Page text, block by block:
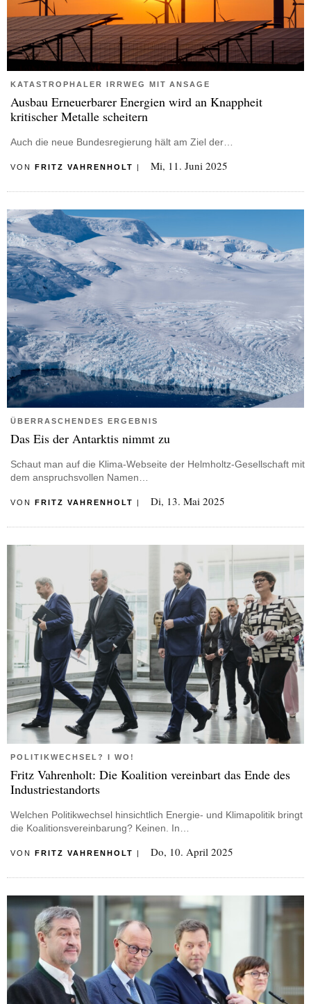
KATASTROPHALER IRRWEG MIT ANSAGE
Ausbau Erneuerbarer Energien wird an Knappheit
kritischer Metalle scheitern
Auch die neue Bundesregierung hält am Ziel der…
VON FRITZ VAHRENHOLT Mi, 11. Juni 2025
ÜBERRASCHENDES ERGEBNIS
Das Eis der Antarktis nimmt zu
Schaut man auf die Klima-Webseite der Helmholtz-Gesellschaft mit
dem anspruchsvollen Namen…
VON FRITZ VAHRENHOLT Di, 13. Mai 2025
POLITIKWECHSEL? I WO!
Fritz Vahrenholt: Die Koalition vereinbart das Ende des
Industriestandorts
Welchen Politikwechsel hinsichtlich Energie- und Klimapolitik bringt
die Koalitionsvereinbarung? Keinen. In…
VON FRITZ VAHRENHOLT | Do, 10. April 2025